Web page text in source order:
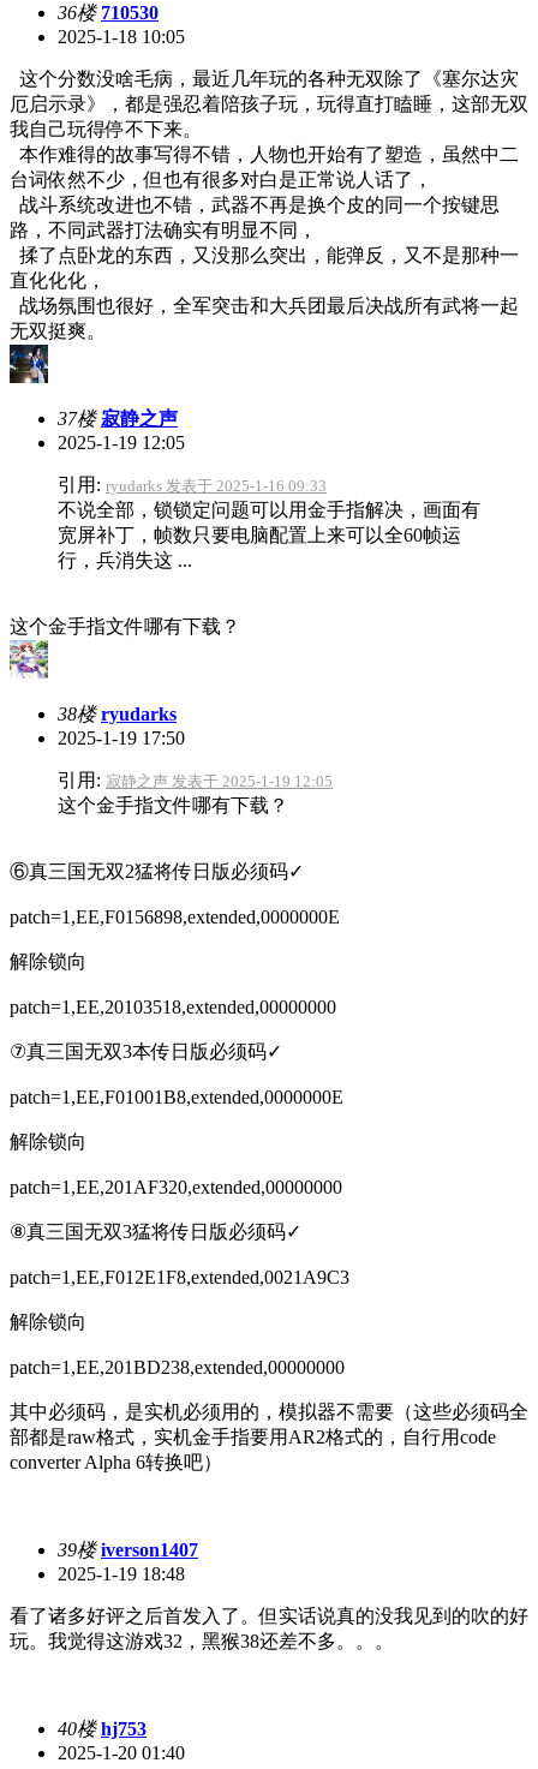
36楼 710530
2025-1-18 10:05
这个分数没啥毛病，最近几年玩的各种无双除了《塞尔达灾
厄启示录》，都是强忍着陪孩子玩，玩得直打瞌睡，这部无双
我自己玩得停不下来。
本作难得的故事写得不错，人物也开始有了塑造，虽然中二
台词依然不少，但也有很多对白是正常说人话了，
战斗系统改进也不错，武器不再是换个皮的同一个按键思
路，不同武器打法确实有明显不同，
揉了点卧龙的东西，又没那么突出，能弹反，又不是那种一
直化化化，
战场氛围也很好，全军突击和大兵团最后决战所有武将一起
无双挺爽。
37楼 寂静之声
2025-1-19 12:05
引用: ryudarks 发表于 2025-1-16 09:33
不说全部，锁锁定问题可以用金手指解决，画面有
宽屏补丁，帧数只要电脑配置上来可以全60帧运
行，兵消失这 ...
这个金手指文件哪有下载？
38楼 ryudarks
2025-1-19 17:50
引用: 寂静之声 发表于 2025-1-19 12:05
这个金手指文件哪有下载？
⑥真三国无双2猛将传日版必须码✓
patch=1,EE,F0156898,extended,0000000E
解除锁向
patch=1,EE,20103518,extended,00000000
⑦真三国无双3本传日版必须码✓
patch=1,EE,F01001B8,extended,0000000E
解除锁向
patch=1,EE,201AF320,extended,00000000
⑧真三国无双3猛将传日版必须码✓
patch=1,EE,F012E1F8,extended,0021A9C3
解除锁向
patch=1,EE,201BD238,extended,00000000
其中必须码，是实机必须用的，模拟器不需要（这些必须码全
部都是raw格式，实机金手指要用AR2格式的，自行用code
converter Alpha 6转换吧）
39楼 iverson1407
2025-1-19 18:48
看了诸多好评之后首发入了。但实话说真的没我见到的吹的好
玩。我觉得这游戏32，黑猴38还差不多。。。
40楼 hj753
2025-1-20 01:40